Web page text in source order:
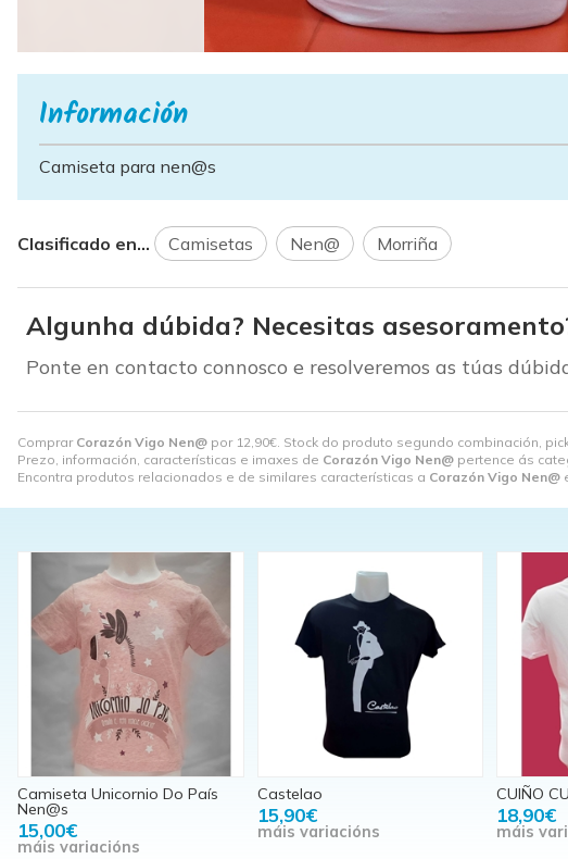
Comprar Corazón Vigo Nen@ por 12,90€ . Stock do produto segundo combinación,
Prezo, información, características e imaxes de Corazón Vigo Nen@ pertence ás
Encontra produtos relacionados e de similares características a Corazón Vigo Nen@
Información
Camiseta para nen@s
Clasificado en... Camisetas Nen@ Morriña
Algunha dúbida? Necesitas
Ponte en contacto connosco e resolveremos as túas
Camiseta Unicornio Do País
Nen@s
15,00€
máis variacións
Castelao
15,90€
máis variacións
CUIÑO
18,90€
máis